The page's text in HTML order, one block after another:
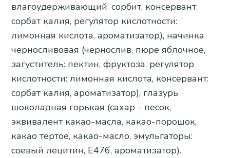
влагоудерживающий: сорбит, консервант:
сорбат калия, регулятор кислотности:
лимонная кислота, ароматизатор), начинка
черносливовая (чернослив, пюре яблочное,
загуститель: пектин, фруктоза, регулятор
кислотности: лимонная кислота, консервант:
сорбат калия, ароматизатор), глазурь
шоколадная горькая (сахар - песок,
эквивалент какао-масла, какао-порошок,
какао тертое, какао-масло, эмульгаторы:
соевый лецитин, Е476, ароматизатор).